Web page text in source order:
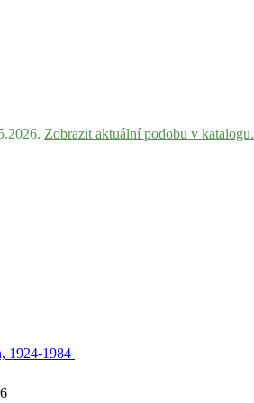
Zobrazit aktuální podobu v katalogu.
1924-1984